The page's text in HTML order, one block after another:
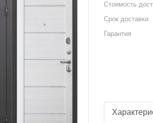
Стоимость
Срок доставки
Гарантия